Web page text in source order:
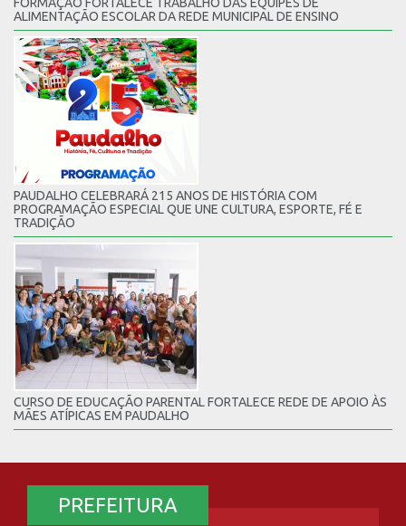
FORMAÇÃO FORTALECE TRABALHO DAS EQUIPES DE
ALIMENTAÇÃO ESCOLAR DA REDE MUNICIPAL DE ENSINO
PAUDALHO CELEBRARÁ 215 ANOS DE HISTÓRIA COM
PROGRAMAÇÃO ESPECIAL QUE UNE CULTURA, ESPORTE, FÉ E
TRADIÇÃO
CURSO DE EDUCAÇÃO PARENTAL FORTALECE REDE DE APOIO ÀS
MÃES ATÍPICAS EM PAUDALHO
PREFEITURA